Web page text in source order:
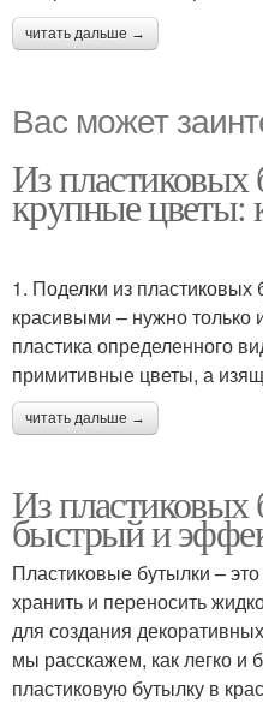
читать дальше →
Вас может
Из пластиковых
крупные цветы:
1. Поделки из пластиковых
красивыми – нужно только
пластика определенного
примитивные цветы, а
читать дальше →
Из пластиковых
быстрый и
Пластиковые бутылки –
хранить и переносить
для создания
мы расскажем, как легко и
пластиковую бутылку в